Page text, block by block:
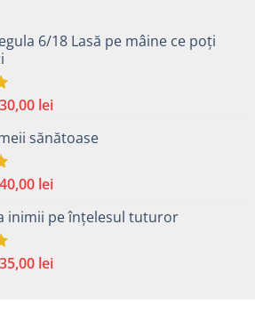
6/18 Lasă pe mâine ce poți
Prețul
49,00 lei.
30,00 leiPrețul
este:
sănătoase
Prețul
49,00 lei.
40,00 leiPrețul
este:
inimii pe înțelesul tuturor
Prețul
35,00 leiPrețul